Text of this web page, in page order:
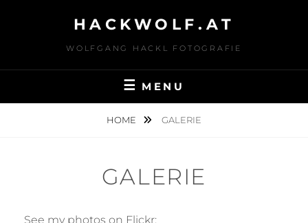
HACKWOLF.AT
WOLFGANG HACKL FOTOGRAFIE
MENU
HOME GALERIE
GALERIE
See my photos on Flickr: